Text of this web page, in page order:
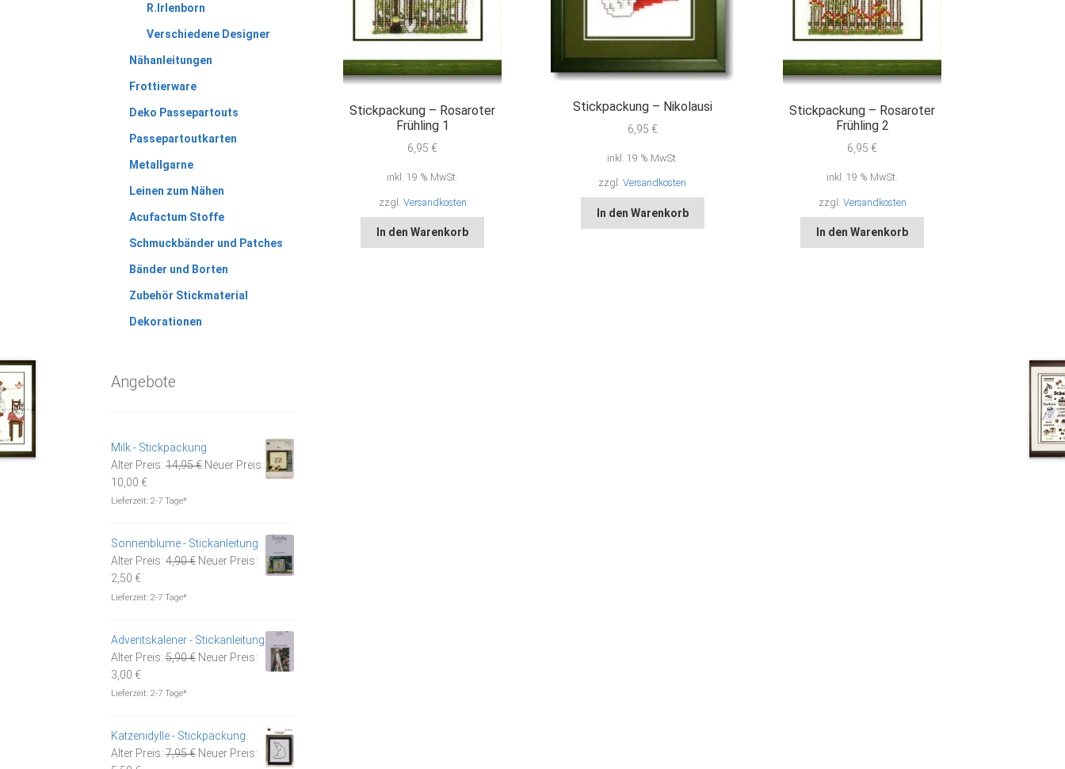
Stickpackung – Rosaroter
Frühling 1
6,95 €
inkl. 19 % MwSt.
zzgl. Versandkosten
In den Warenkorb
Stickpackung – Nikolausi
6,95 €
inkl. 19 % MwSt.
zzgl.Versandkosten
In den Warenkorb
Stickpackung – Rosaroter
Frühling 2
6,95 €
inkl. 19 % MwSt.
zzgl. Versandkosten
In den Warenkorb
R.Irlenborn
Verschiedene Designer
Nähanleitungen
Frottierware
Deko Passepartouts
Passepartoutkarten
Metallgarne
Leinen zum Nähen
Acufactum Stoffe
Schmuckbänder und Patches
Bänder und Borten
Zubehör Stickmaterial
Dekorationen
Angebote
Milk - Stickpackung
Alter Preis: 14,95€ Ursprünglicher
Neuer Preis:
10,00 €Aktueller
Preis
Lieferzeit:2-7 Tage*
Sonnenblume - Stickanleitung
Alter Preis: 4,90€ Ursprünglicher
Neuer Preis:
2,50 €Aktueller
Preis
Lieferzeit:2-7 Tage*
Adventskalener - Stickanleitung
Alter Preis: 5,90€ Ursprünglicher
Neuer Preis:
3,00 €Aktueller
Preis
Lieferzeit:2-7 Tage*
Katzenidylle - Stickpackung
Alter Preis: 7,95€ Ursprünglicher
Neuer Preis: